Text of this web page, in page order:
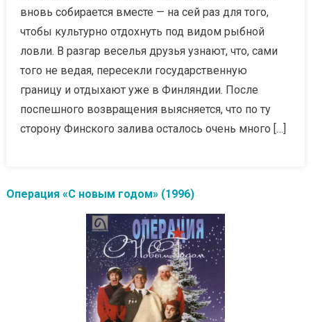
вновь собирается вместе — на сей раз для того,
чтобы культурно отдохнуть под видом рыбной
ловли. В разгар веселья друзья узнают, что, сами
того не ведая, пересекли государственную
границу и отдыхают уже в Финляндии. После
поспешного возвращения выясняется, что по ту
сторону Финского залива осталось очень много […]
Операция «С новым годом» (1996)